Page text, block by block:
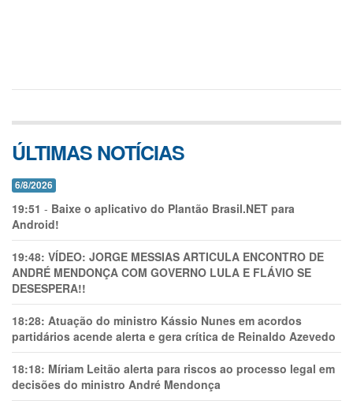
ÚLTIMAS NOTÍCIAS
6/8/2026
19:51 - Baixe o aplicativo do Plantão Brasil.NET para
Android!
19:48: VÍDEO: JORGE MESSIAS ARTICULA ENCONTRO DE
ANDRÉ MENDONÇA COM GOVERNO LULA E FLÁVIO SE
DESESPERA!!
18:28: Atuação do ministro Kássio Nunes em acordos
partidários acende alerta e gera crítica de Reinaldo Azevedo
18:18: Míriam Leitão alerta para riscos ao processo legal em
decisões do ministro André Mendonça